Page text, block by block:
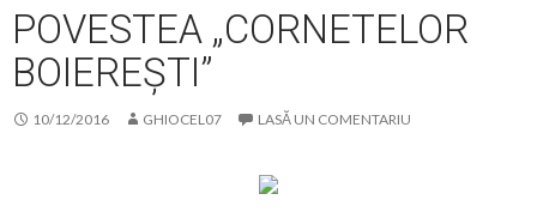
POVESTEA „CORNETELOR
BOIEREȘTI”
10/12/2016 GHIOCEL07 LASĂ UN COMENTARIU